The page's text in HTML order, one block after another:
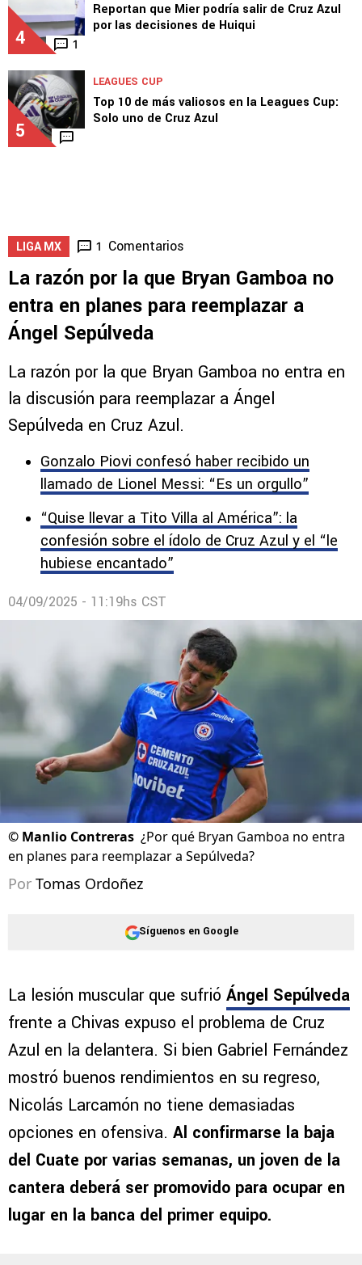
4 1
Reportan que Mier podría salir de Cruz Azul
por las decisiones de Huiqui
5
LEAGUES CUP
Top 10 de más valiosos en la Leagues Cup:
Solo uno de Cruz Azul
LIGA MX 1 Comentarios
La razón por la que Bryan Gamboa no
entra en planes para reemplazar a
Ángel Sepúlveda
La razón por la que Bryan Gamboa no entra en
la discusión para reemplazar a Ángel
Sepúlveda en Cruz Azul.
Gonzalo Piovi confesó haber recibido un
llamado de Lionel Messi: “Es un orgullo”
“Quise llevar a Tito Villa al América”: la
confesión sobre el ídolo de Cruz Azul y el “le
hubiese encantado”
04/09/2025 - 11:19hs CST
© Manlio Contreras ¿Por qué Bryan Gamboa no entra
en planes para reemplazar a Sepúlveda?
Por Tomas Ordoñez
Síguenos en Google
La lesión muscular que sufrió Ángel Sepúlveda
frente a Chivas expuso el problema de Cruz
Azul en la delantera. Si bien Gabriel Fernández
mostró buenos rendimientos en su regreso,
Nicolás Larcamón no tiene demasiadas
opciones en ofensiva. Al confirmarse la baja
del Cuate por varias semanas, un joven de la
cantera deberá ser promovido para ocupar en
lugar en la banca del primer equipo.